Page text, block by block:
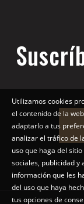
Utilizamos cookies
el contenido de la
adaptarlo a tus
analizar el tráfico de
uso que haga del
sociales, publicidad y
información que les
del uso que haya
tus opciones de